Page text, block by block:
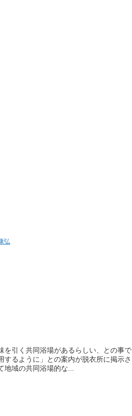
弘
を引く共同浴場があるらしい、との事で
るように」との案内が脱衣所に掲示さ
域の共同浴場的な...